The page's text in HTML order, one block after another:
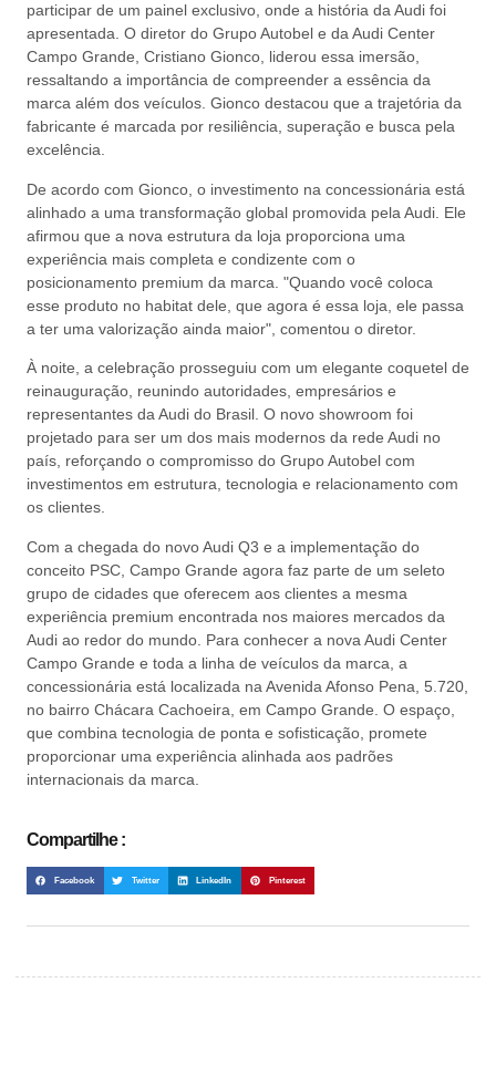
participar de um painel exclusivo, onde a história da Audi foi
apresentada. O diretor do Grupo Autobel e da Audi Center
Campo Grande, Cristiano Gionco, liderou essa imersão,
ressaltando a importância de compreender a essência da
marca além dos veículos. Gionco destacou que a trajetória da
fabricante é marcada por resiliência, superação e busca pela
excelência.
De acordo com Gionco, o investimento na concessionária está
alinhado a uma transformação global promovida pela Audi. Ele
afirmou que a nova estrutura da loja proporciona uma
experiência mais completa e condizente com o
posicionamento premium da marca. "Quando você coloca
esse produto no habitat dele, que agora é essa loja, ele passa
a ter uma valorização ainda maior", comentou o diretor.
À noite, a celebração prosseguiu com um elegante coquetel de
reinauguração, reunindo autoridades, empresários e
representantes da Audi do Brasil. O novo showroom foi
projetado para ser um dos mais modernos da rede Audi no
país, reforçando o compromisso do Grupo Autobel com
investimentos em estrutura, tecnologia e relacionamento com
os clientes.
Com a chegada do novo Audi Q3 e a implementação do
conceito PSC, Campo Grande agora faz parte de um seleto
grupo de cidades que oferecem aos clientes a mesma
experiência premium encontrada nos maiores mercados da
Audi ao redor do mundo. Para conhecer a nova Audi Center
Campo Grande e toda a linha de veículos da marca, a
concessionária está localizada na Avenida Afonso Pena, 5.720,
no bairro Chácara Cachoeira, em Campo Grande. O espaço,
que combina tecnologia de ponta e sofisticação, promete
proporcionar uma experiência alinhada aos padrões
internacionais da marca.
Compartilhe :
Facebook Twitter LinkedIn Pinterest